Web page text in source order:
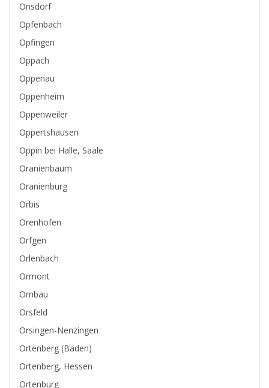
Onsdorf
Opfenbach
Öpfingen
Oppach
Oppenau
Oppenheim
Oppenweiler
Oppertshausen
Oppin bei Halle, Saale
Oranienbaum
Oranienburg
Orbis
Orenhofen
Orfgen
Orlenbach
Ormont
Ornbau
Orsfeld
Orsingen-Nenzingen
Ortenberg (Baden)
Ortenberg, Hessen
Ortenburg